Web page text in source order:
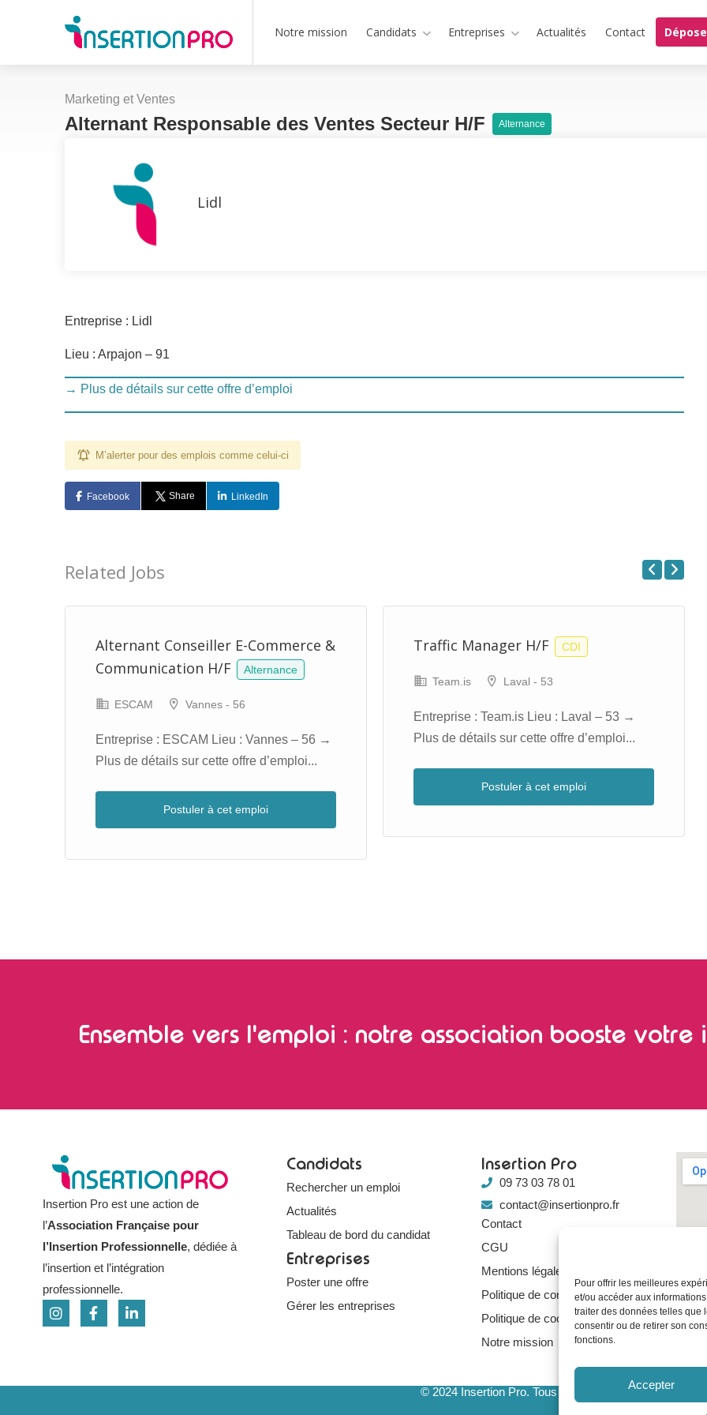
Pour offrir les meilleures
et/ou accéder aux
traiter des données telles que
consentir ou de retirer son
fonctions.
Accepter
Notre mission Candidats Entreprises Actualités Contact
Marketing et Ventes
Alternant Responsable des Ventes Secteur H/F Alternance
Lidl
Entreprise : Lidl
Lieu : Arpajon – 91
→ Plus de détails sur cette offre d’emploi
M’alerter pour des emplois comme celui-ci
Facebook Share LinkedIn
Related Jobs
Alternant Conseiller E-Commerce &
Communication H/F
Alternance
ESCAM Vannes - 56
Entreprise : ESCAM Lieu : Vannes – 56 →
Plus de détails sur cette offre d’emploi...
Postuler à cet emploi
Traffic Manager H/F CDI
Team.is Laval - 53
Entreprise : Team.is Lieu : Laval – 53 →
Plus de détails sur cette offre d’emploi...
Postuler à cet emploi
Ensemble vers l'emploi : notre association booste votre
Insertion Pro est une action de
l’Association Française pour
l’Insertion Professionnelle, dédiée à
l’insertion et l’intégration
professionnelle.
Candidats
Rechercher un emploi
Actualités
Tableau de bord du candidat
Entreprises
Poster une offre
Gérer les entreprises
Insertion Pro
09 73 03 78 01
contact@insertionpro.fr
Contact
CGU
Mentions légales
Politique de confidentialité
Politique de cookies
Notre mission
© 2024 Insertion Pro. Tous droits réservés.